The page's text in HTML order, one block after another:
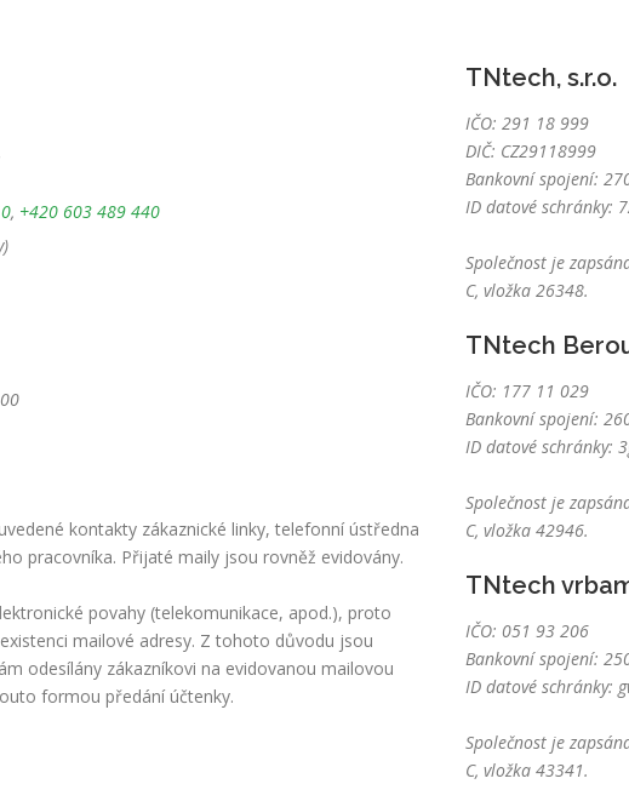
, +420 603 489 440
kontakty zákaznické linky, telefonní ústředna
pracovníka. Přijaté maily jsou rovněž evidovány.
povahy (telekomunikace, apod.), proto
mailové adresy. Z tohoto důvodu jsou
odesílány zákazníkovi na evidovanou mailovou
formou předání účtenky.
TNtech, s.r.o.
IČO: 291 18 999
DIČ: CZ29118999
Bankovní spojení:
ID datové schránky:
Společnost je
C, vložka 26348.
TNtech
IČO: 177 11 029
Bankovní spojení:
ID datové schránky:
Společnost je
C, vložka 42946.
TNtech
IČO: 051 93 206
Bankovní spojení:
ID datové schránky:
Společnost je
C, vložka 43341.